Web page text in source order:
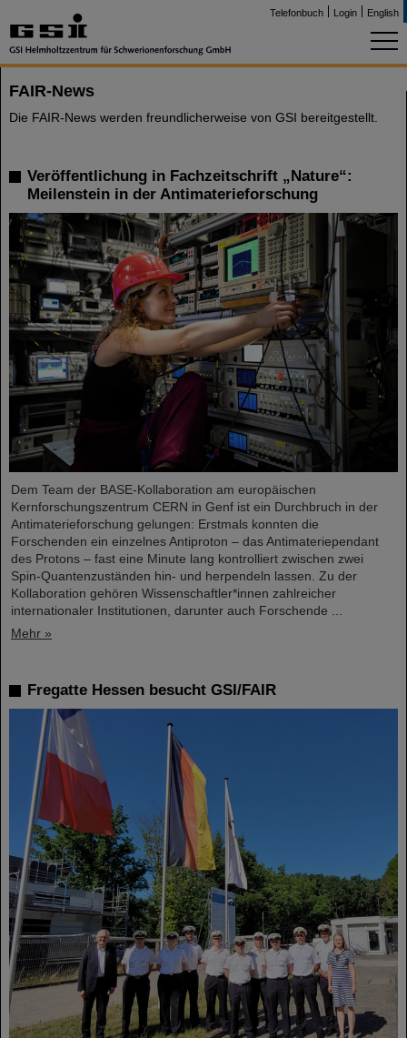
Telefonbuch Login English
FAIR-News
Die FAIR-News werden freundlicherweise von GSI bereitgestellt.
Veröffentlichung in Fachzeitschrift „Nature“:
Meilenstein in der Antimaterieforschung
Dem Team der BASE-Kollaboration am europäischen
Kernforschungszentrum CERN in Genf ist ein Durchbruch in der
Antimaterieforschung gelungen: Erstmals konnten die
Forschenden ein einzelnes Antiproton – das Antimateriependant
des Protons – fast eine Minute lang kontrolliert zwischen zwei
Spin-Quantenzuständen hin- und herpendeln lassen. Zu der
Kollaboration gehören Wissenschaftler*innen zahlreicher
internationaler Institutionen, darunter auch Forschende ...
Mehr »
Fregatte Hessen besucht GSI/FAIR